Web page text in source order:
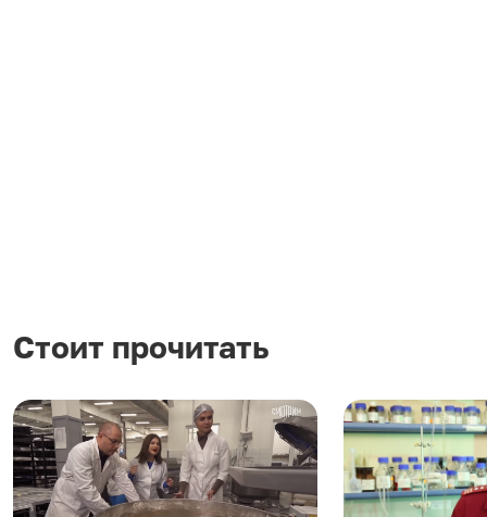
Стоит прочитать